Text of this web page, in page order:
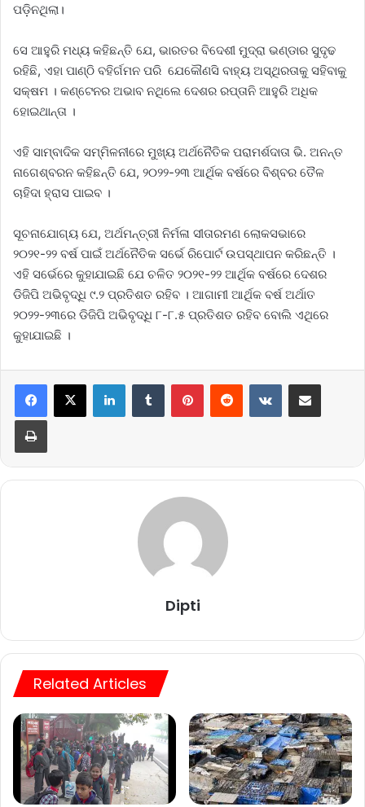
ପଡ଼ିନଥିଲା।
ସେ ଆହୁରି ମଧ୍ୟ କହିଛନ୍ତି ଯେ, ଭାରତର ବିଦେଶୀ ମୁଦ୍ରା ଭଣ୍ଡାର ସୁଦୃଢ
ରହିଛି, ଏହା ପାଣ୍ଠି ବହିର୍ଗମନ ପରି ଯେକୌଣସି ବାହ୍ୟ ଅସ୍ଥିରତାକୁ ସହିବାକୁ
ସକ୍ଷମ । କଣ୍ଟେନର ଅଭାବ ନଥିଲେ ଦେଶର ରପ୍ତାନି ଆହୁରି ଅଧିକ
ହୋଇଥାନ୍ତା ।
ଏହି ସାମ୍ବାଦିକ ସମ୍ମିଳନୀରେ ମୁଖ୍ୟ ଅର୍ଥନୈତିକ ପରାମର୍ଶଦାତା ଭି. ଅନନ୍ତ
ନାଗେଶ୍ବରନ କହିଛନ୍ତି ଯେ, ୨୦୨୨-୨୩ ଆର୍ଥିକ ବର୍ଷରେ ବିଶ୍ବର ତୈଳ
ଚାହିଦା ହ୍ରାସ ପାଇବ ।
ସୂଚନାଯୋଗ୍ୟ ଯେ, ଅର୍ଥମନ୍ତ୍ରୀ ନିର୍ମଳା ସୀତାରମଣ ଲୋକସଭାରେ
୨୦୨୧-୨୨ ବର୍ଷ ପାଇଁ ଅର୍ଥନୈତିକ ସର୍ଭେ ରିପୋର୍ଟ ଉପସ୍ଥାପନ କରିଛନ୍ତି ।
ଏହି ସର୍ଭେରେ କୁହାଯାଇଛି ଯେ ଚଳିତ ୨୦୨୧-୨୨ ଆର୍ଥିକ ବର୍ଷରେ ଦେଶର
ଡିଜିପି ଅଭିବୃଦ୍ଧି ୯.୨ ପ୍ରତିଶତ ରହିବ । ଆଗାମୀ ଆର୍ଥିକ ବର୍ଷ ଅର୍ଥାତ
୨୦୨୨-୨୩ରେ ଡିଜିପି ଅଭିବୃଦ୍ଧି ୮-୮.୫ ପ୍ରତିଶତ ରହିବ ବୋଲି ଏଥିରେ
କୁହାଯାଇଛି ।
Dipti
Related Articles